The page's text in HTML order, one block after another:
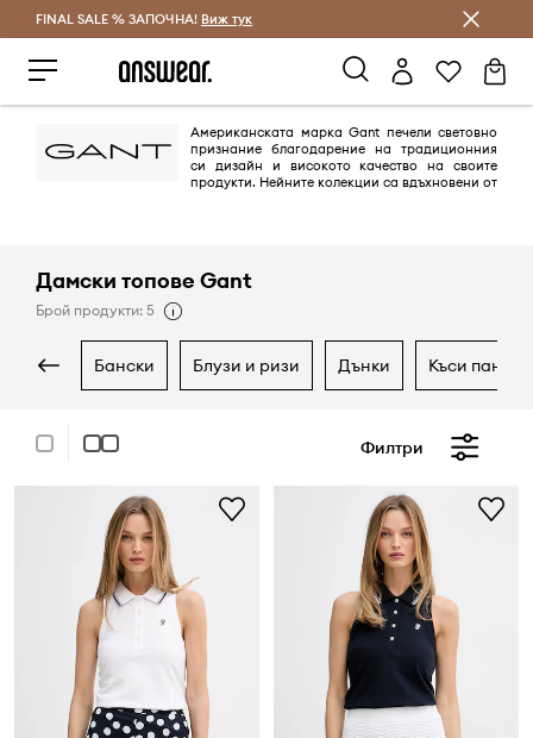
Спестявай с Answear Club
FINAL SALE % ЗАПОЧНА! Виж тук
Американската марка Gant печели световно
признание благодарение на традиционния
си дизайн и високото качество на своите
продукти. Нейните колекции са вдъхновени от
Дамски топове Gant
Брой продукти: 5
бански блузи и ризи дънки къси
Филтри